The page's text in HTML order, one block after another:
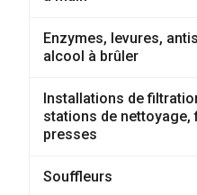
Enzymes, levures,
alcool à brûler
Installations de
stations de nettoyage,
presses
Souffleurs